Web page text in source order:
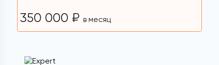
350 000 ₽ в месяц